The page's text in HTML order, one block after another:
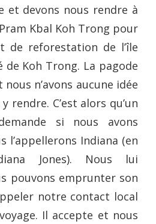
devons nous rendre à
Kbal Koh Trong pour
de reforestation de l’île
de Koh Trong. La pagode
n’avons aucune idée
rendre. C’est alors qu’un
si nous avons
l’appellerons Indiana (en
Jones). Nous lui
pouvons emprunter son
notre contact local
Il accepte et nous